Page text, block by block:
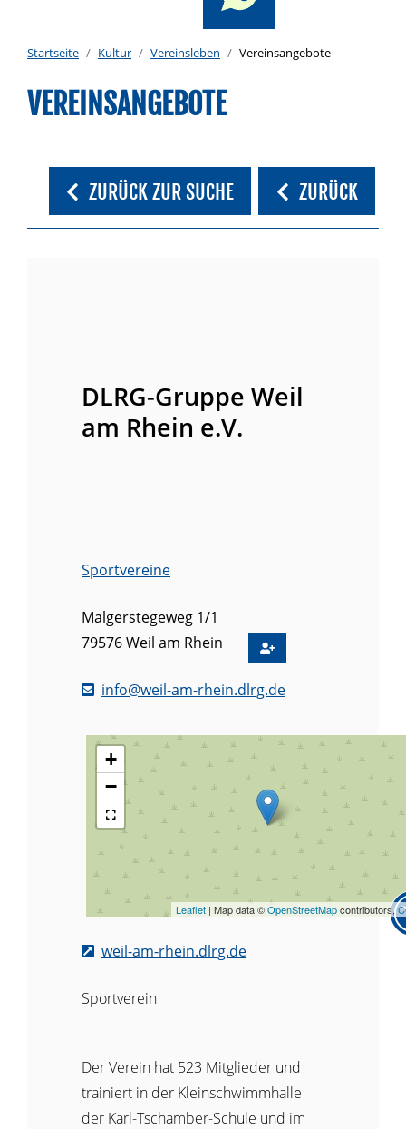
Startseite Kultur Vereinsleben Vereinsangebote
VEREINSANGEBOTE
ZURÜCK ZUR SUCHE ZURÜCK
DLRG-Gruppe Weil
am Rhein e.V.
+
−
Leaflet | Map data ©OpenStreetMapcontributors,
Malgerstegeweg 1/1
79576Weil am Rhein
info@weil-am-rhein.dlrg.de
weil-am-rhein.dlrg.de
Sportverein
Der Verein hat 523 Mitglieder und
trainiert in der Kleinschwimmhalle
der Karl-Tschamber-Schule und im
Sportvereine